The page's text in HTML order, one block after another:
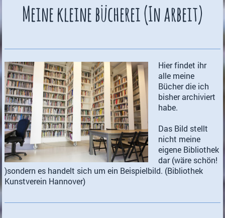
Meine kleine bücherei (In arbeit)
Hier findet ihr
alle meine
Bücher die ich
bisher archiviert
habe.
Das Bild stellt
nicht meine
eigene Bibliothek
dar (wäre schön!
)sondern es handelt sich um ein Beispielbild. (Bibliothek
Kunstverein Hannover)